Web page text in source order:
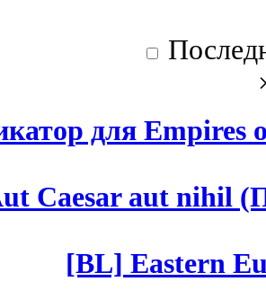
для Empires
Caesar aut nihil
[BL] Eastern